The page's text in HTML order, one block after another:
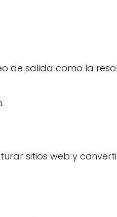
de salida como la
sitios web y